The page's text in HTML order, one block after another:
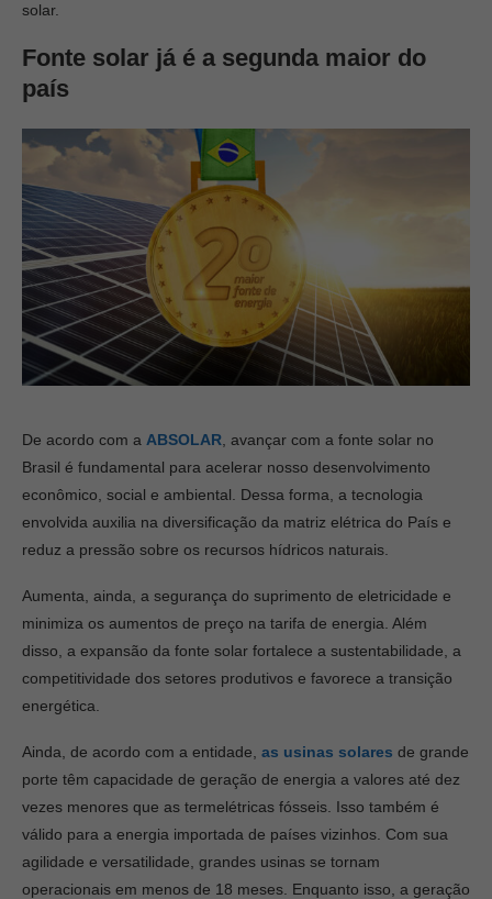
solar.
Fonte solar já é a segunda maior do
país
De acordo com a ABSOLAR , avançar com a fonte solar no
Brasil é fundamental para acelerar nosso desenvolvimento
econômico, social e ambiental. Dessa forma, a tecnologia
envolvida auxilia na diversificação da matriz elétrica do País e
reduz a pressão sobre os recursos hídricos naturais.
Aumenta, ainda, a segurança do suprimento de eletricidade e
minimiza os aumentos de preço na tarifa de energia. Além
disso, a expansão da fonte solar fortalece a sustentabilidade, a
competitividade dos setores produtivos e favorece a transição
energética.
Ainda, de acordo com a entidade, as usinas solares de grande
porte têm capacidade de geração de energia a valores até dez
vezes menores que as termelétricas fósseis. Isso também é
válido para a energia importada de países vizinhos. Com sua
agilidade e versatilidade, grandes usinas se tornam
operacionais em menos de 18 meses. Enquanto isso, a geração